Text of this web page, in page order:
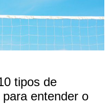
tipos de
entender o